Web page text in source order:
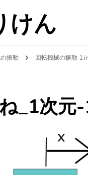
けん
振動 回転機械の振動
_1次元